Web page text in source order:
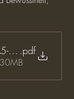
2026-27
.pdf